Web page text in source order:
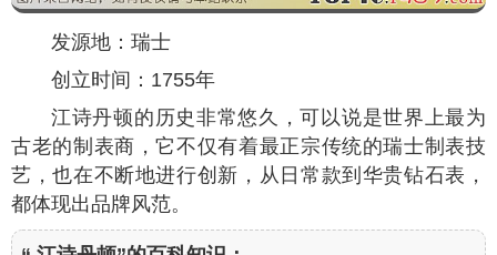
发源地：瑞士
创立时间：1755年
江诗丹顿的历史非常悠久，可以说是世界上最为
古老的制表商，它不仅有着最正宗传统的瑞士制表技
艺，也在不断地进行创新，从日常款到华贵钻石表，
都体现出品牌风范。